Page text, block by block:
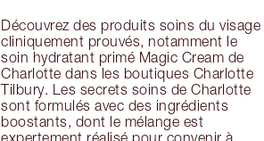
Découvrez des produits soins du visage
cliniquement prouvés, notamment le
soin hydratant primé Magic Cream de
Charlotte dans les boutiques Charlotte
Tilbury. Les secrets soins de Charlotte
sont formulés avec des ingrédients
boostants, dont le mélange est
expertement réalisé pour convenir à